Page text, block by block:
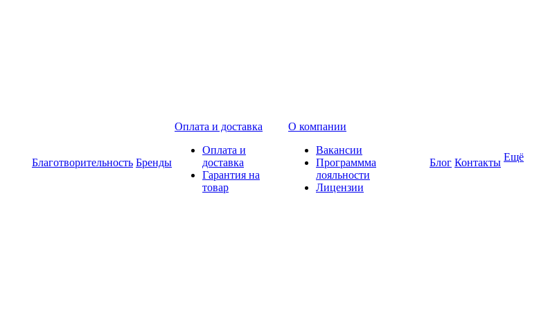
Благотворительность Бренды
Оплата и доставка
Оплата и
доставка
Гарантия на
товар
О компании
Вакансии
Программма
лояльности
Лицензии
Блог Контакты Ещё